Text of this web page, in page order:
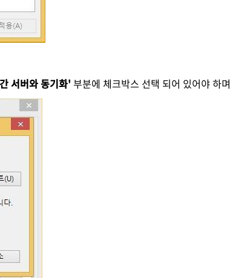
서버와 동기화' 부분에 체크박스 선택 되어 있어야 하며